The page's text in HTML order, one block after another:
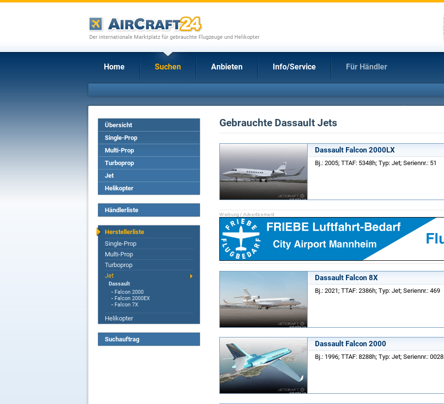
Der internationale Marktplatz für gebrauchte Flugzeuge und Helikopter
Home Suchen Anbieten Info/Service Für Händler
Übersicht
Single-Prop
Multi-Prop
Turboprop
Jet
Helikopter
Händlerliste
Herstellerliste
Single-Prop
Multi-Prop
Turboprop
Jet
Dassault
- Falcon 2000
- Falcon 2000EX
- Falcon 7X
Helikopter
Suchauftrag
Gebrauchte Dassault Jets
Dassault Falcon 2000LX
Bj.: 2005; TTAF: 5348h; Typ: Jet; Seriennr.: 51
Dassault Falcon 8X
Bj.: 2021; TTAF: 2386h; Typ: Jet; Seriennr.: 469
Dassault Falcon 2000
Bj.: 1996; TTAF: 8288h; Typ: Jet; Seriennr.: 0028